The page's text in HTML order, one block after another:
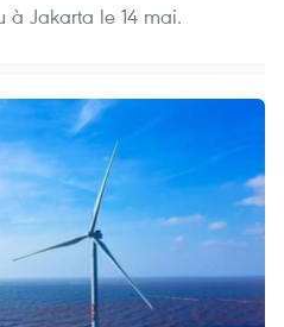
à Jakarta le 14 mai.